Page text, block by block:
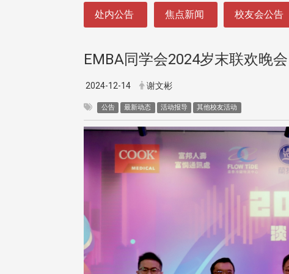
处内公告 焦点新闻 校友会公告
EMBA同学会2024岁末联欢晚会
2024-12-14 谢文彬
公告 最新动态 活动报导 其他校友活动